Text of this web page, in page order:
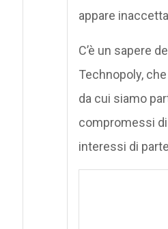
appare
C’è un sapere
Technopoly,
da cui siamo
compromessi
interessi di